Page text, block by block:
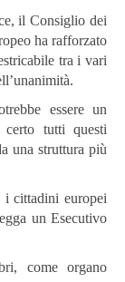
il Consiglio dei
ha rafforzato
tra i vari
essere un
tutti questi
una struttura più
i cittadini europei
un Esecutivo
come organo